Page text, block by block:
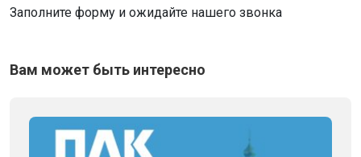
Заполните форму и ожидайте нашего звонка
Вам может быть интересно